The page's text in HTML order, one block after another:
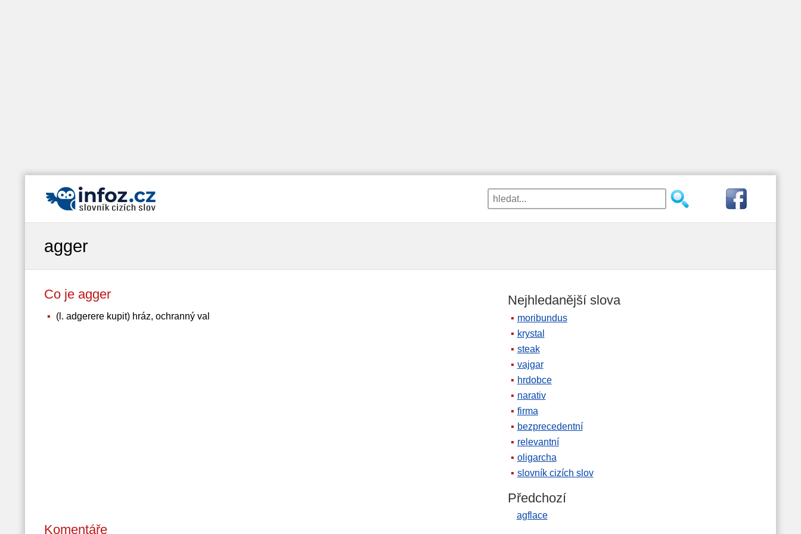
agger
Co je agger
(l. adgerere kupit) hráz, ochranný val
Komentáře
Nejhledanější slova
moribundus
krystal
steak
vajgar
hrdobce
narativ
firma
bezprecedentní
relevantní
oligarcha
slovník cizích slov
Předchozí
agflace